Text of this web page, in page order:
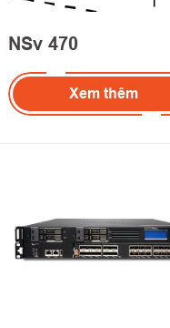
NSv 470
Xem thêm